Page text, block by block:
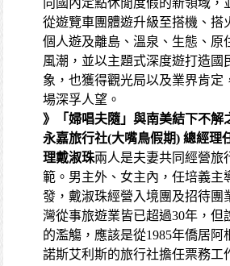
向國內定點休閒度假的新領域，
從遊覽車團體遊升級至搭機、搭
個人遊及離島、溫泉、生態、原
風潮，並以主題式深度遊打造國
象，也獲得觀光局以及業界肯定
場深孚人望。
》「婦唱夫隨」與南美結下不解
永嘉旅行社(大嘴鳥假期) 總經理
理戴淑珠兩人是夫妻共同經營旅
範。男主外、女主內，任培義主
發，戴淑珠經營入境團及招待團
灣從事旅遊業皆已超過30年，但
的濫觴，應該是從1985年僑居阿
諾斯艾利斯的旅行社擔任票務工